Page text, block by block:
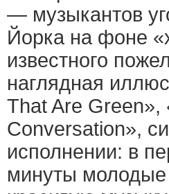
— музыкантов
Йорка на фоне
известного
наглядная
That Are Green»,
Conversation»,
исполнении: в
минуты молодые